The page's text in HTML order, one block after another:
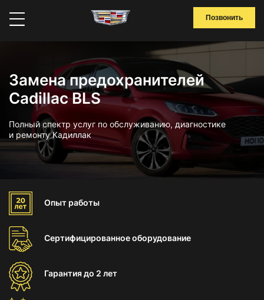
Позвонить
Замена предохранителей
Cadillac BLS
Полный спектр услуг по обслуживанию, диагностике
и ремонту Кадиллак
Опыт работы
Сертифицированноеоборудование
Гарантиядо 2 лет